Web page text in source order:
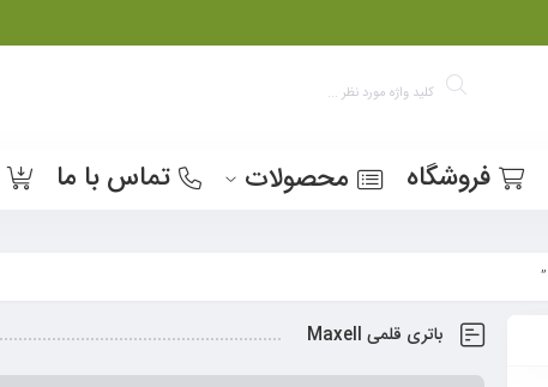
فروشگاه محصولات تماس با ما
باتری قلمی Maxell